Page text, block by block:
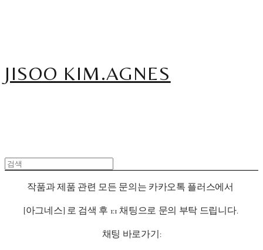
JISOO KIM.AGNES
작품과 제품 관련 모든 문의는 카카오톡 플러스에서
[아그네스] 로 검색 후 1:1 채팅으로 문의 부탁 드립니다.
채팅 바로가기: